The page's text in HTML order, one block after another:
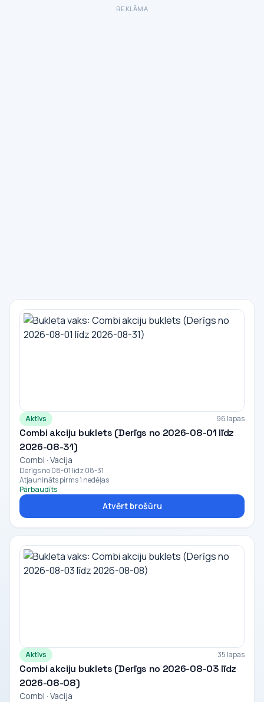
REKLĀMA
Aktīvs 96 lapas
Combi akciju buklets (Derīgs no 2026-08-01 līdz
2026-08-31)
Combi · Vacija
Derīgs no 08-01 līdz 08-31
Atjaunināts pirms 1 nedēļas
Pārbaudīts
Atvērt brošūru
Aktīvs 35 lapas
Combi akciju buklets (Derīgs no 2026-08-03 līdz
2026-08-08)
Combi · Vacija